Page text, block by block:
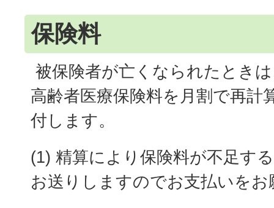
保険料
被保険者が亡くなられたとき
高齢者医療保険料を月割で再計
付します。
(1) 精算により保険料が不足す
お送りしますのでお支払いを